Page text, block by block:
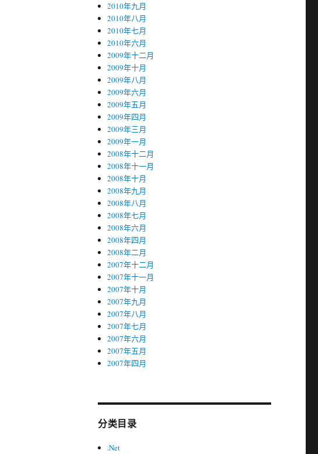
2010年九月
2010年八月
2010年七月
2010年六月
2009年十二月
2009年十月
2009年八月
2009年六月
2009年五月
2009年四月
2009年三月
2009年一月
2008年十二月
2008年十一月
2008年十月
2008年九月
2008年八月
2008年七月
2008年六月
2008年四月
2008年二月
2007年十二月
2007年十一月
2007年十月
2007年九月
2007年八月
2007年七月
2007年六月
2007年五月
2007年四月
分类目录
.Net